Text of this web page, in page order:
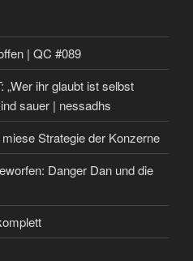
| QC #089
„Wer ihr glaubt ist selbst
sauer | nessadhs
Strategie der Konzerne
Danger Dan und die